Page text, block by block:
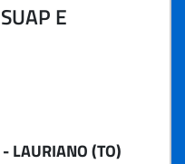
E
LAURIANO (TO)